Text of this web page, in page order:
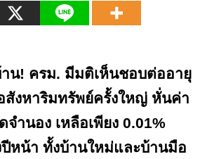
น! ครม. มีมติเห็นชอบต่ออายุ
สังหาริมทรัพย์ครั้งใหญ่ หั่นค่า
จำนอง เหลือเพียง 0.01%
ปีหน้า ทั้งบ้านใหม่และบ้านมือ